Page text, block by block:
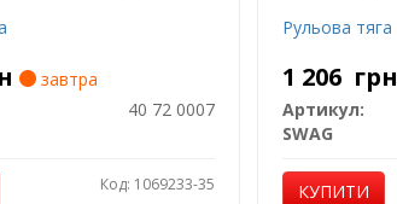
завтра
40 72 0007
Код: 1069233-35
Рульова тяга
1 206 грн
Артикул:
SWAG
КУПИТИ